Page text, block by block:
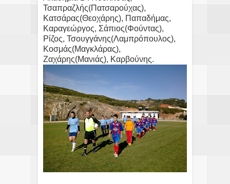
Τσαπραζλής(Πατσαρούχας),
Κατσάρας(Θεοχάρης), Παπαδήμας,
Καραγεώργος, Σάπιος(Φούντας),
Ρίζος, Τσουγγάνης(Λαμπρόπουλος),
Κοσμάς(Μαγκλάρας),
Ζαχάρης(Μανιάς), Καρβούνης.